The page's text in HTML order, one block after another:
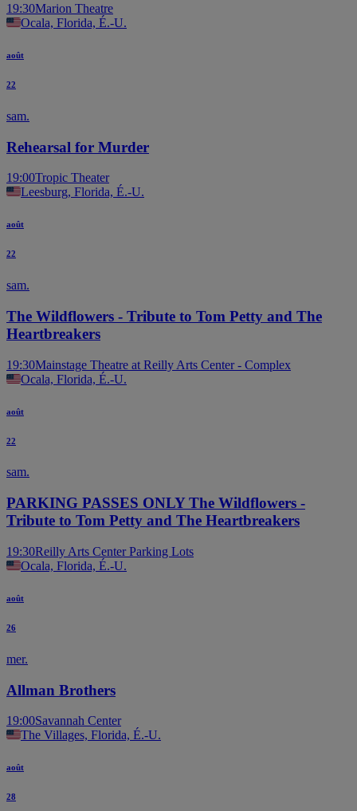
19:30Marion Theatre
Ocala, Florida, É.-U.
août
22
sam.
Rehearsal for Murder
19:00Tropic Theater
Leesburg, Florida, É.-U.
août
22
sam.
The Wildflowers - Tribute to Tom Petty and The
Heartbreakers
19:30Mainstage Theatre at Reilly Arts Center - Complex
Ocala, Florida, É.-U.
août
22
sam.
PARKING PASSES ONLY The Wildflowers -
Tribute to Tom Petty and The Heartbreakers
19:30Reilly Arts Center Parking Lots
Ocala, Florida, É.-U.
août
26
mer.
Allman Brothers
19:00Savannah Center
The Villages, Florida, É.-U.
août
28